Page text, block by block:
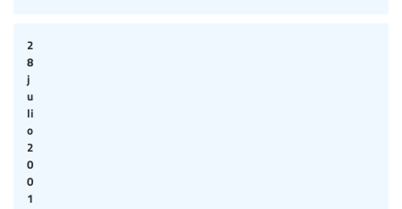
2
8
j
u
li
o
2
0
0
1